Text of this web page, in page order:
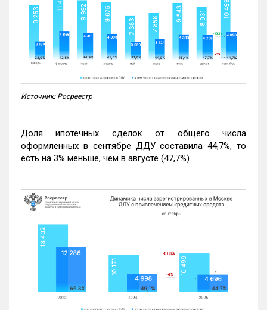
Источник: Росреестр
Доля ипотечных сделок от общего числа
оформленных в сентябре ДДУ составила 44,7%, то
есть на 3% меньше, чем в августе (47,7%).